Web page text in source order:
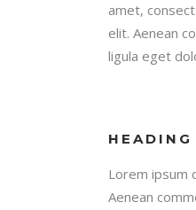
amet,
elit. Aenean
ligula eget
HEADING
Lorem ipsum
Aenean